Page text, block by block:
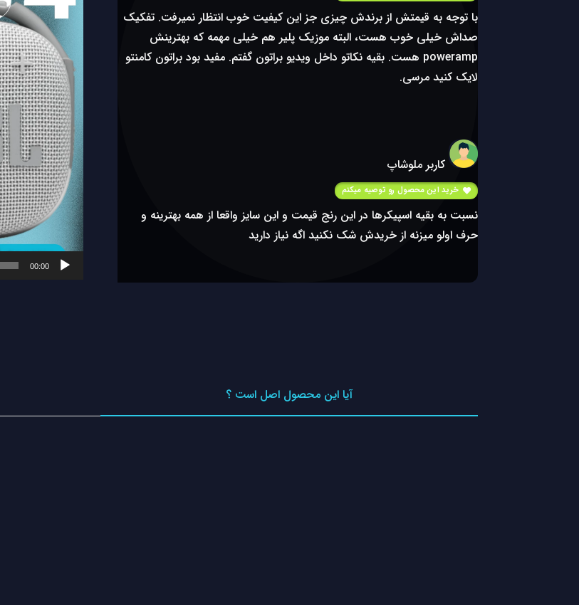
با توجه به قیمتش از برندش چیزی جز این کیفیت خوب انتظار نمیرفت. تفکیک
صداش خیلی خوب هست، البته موزیک پلیر هم خیلی مهمه که بهترینش
poweramp هست. بقیه نکاتو داخل ویدیو براتون گفتم. مفید بود براتون کامنتو
لایک کنید مرسی.
کاربر ملوشاپ
خرید این محصول رو توصیه میکنم
نسبت به بقیه اسپیکرها در این رنج قیمت و این سایز واقعا از همه بهترینه و
حرف اولو میزنه از خریدش شک نکنید اگه نیاز دارید
00:00
آیا این محصول اصل است ؟